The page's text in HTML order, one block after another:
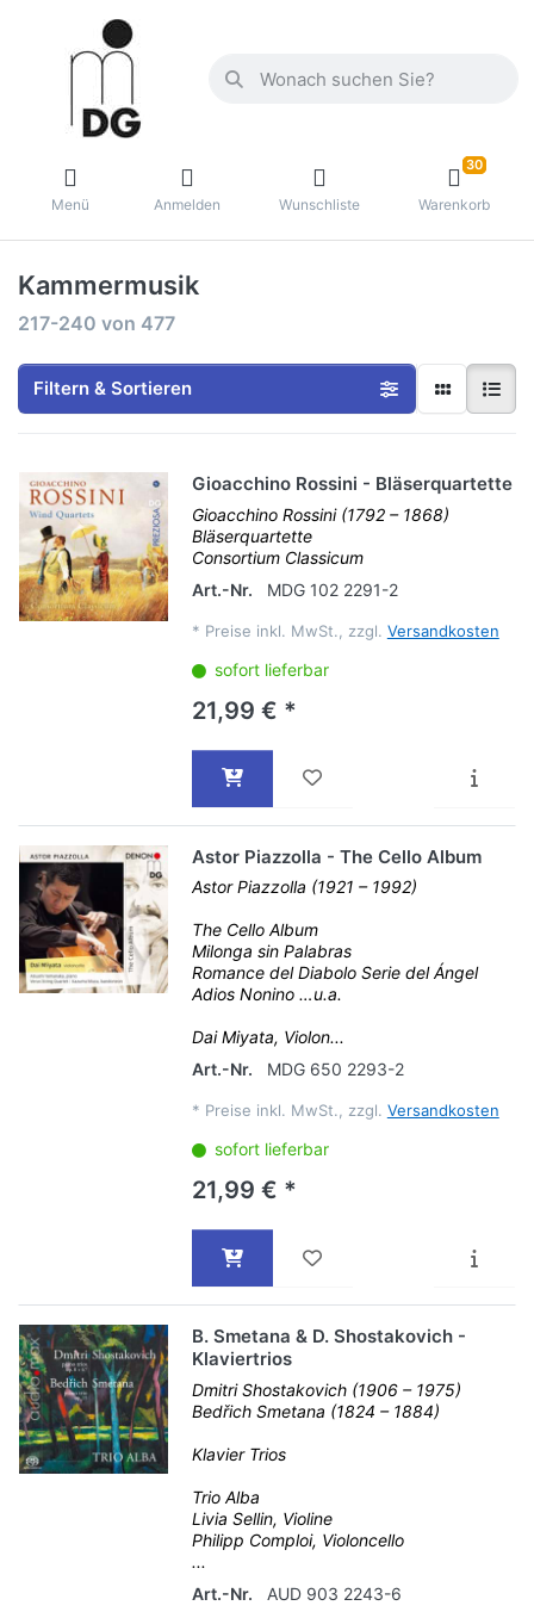
Menü Anmelden Wunschliste
30
Warenkorb
Kammermusik
217-240 von 477
Filtern & Sortieren
Gioacchino Rossini - Bläserquartette
Gioacchino Rossini (1792 – 1868)
Bläserquartette
Consortium Classicum
Art.-Nr.
MDG 102 2291-2
* Preise inkl. MwSt., zzgl. Versandkosten
sofort lieferbar
21,99 € *
Astor Piazzolla - The Cello Album
Astor Piazzolla (1921 – 1992)
The Cello Album
Milonga sin Palabras
Romance del Diabolo Serie del Ángel
Adios Nonino …u.a.
Dai Miyata, Violon...
Art.-Nr.
MDG 650 2293-2
* Preise inkl. MwSt., zzgl. Versandkosten
sofort lieferbar
21,99 € *
B. Smetana & D. Shostakovich -
Klaviertrios
Dmitri Shostakovich (1906 – 1975)
Bedřich Smetana (1824 – 1884)
Klavier Trios
Trio Alba
Livia Sellin, Violine
Philipp Comploi, Violoncello
...
Art.-Nr.
AUD 903 2243-6